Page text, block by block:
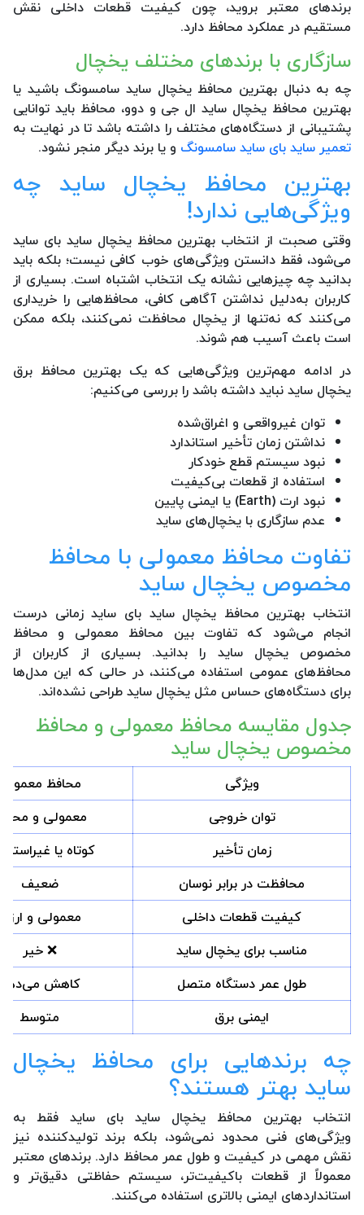
برندهای معتبر بروید، چون کیفیت قطعات داخلی نقش
مستقیم در عملکرد محافظ دارد.
سازگاری با برندهای مختلف یخچال
چه به دنبال بهترین محافظ یخچال ساید سامسونگ باشید یا
بهترین محافظ یخچال ساید ال جی و دوو، محافظ باید توانایی
پشتیبانی از دستگاه‌های مختلف را داشته باشد تا در نهایت به
تعمیر ساید بای ساید سامسونگ و یا برند دیگر منجر نشود.
بهترین محافظ یخچال ساید چه
ویژگی‌هایی ندارد!
وقتی صحبت از انتخاب بهترین محافظ یخچال ساید بای ساید
می‌شود، فقط دانستن ویژگی‌های خوب کافی نیست؛ بلکه باید
بدانید چه چیزهایی نشانه یک انتخاب اشتباه است. بسیاری از
کاربران به‌دلیل نداشتن آگاهی کافی، محافظ‌هایی را خریداری
می‌کنند که نه‌تنها از یخچال محافظت نمی‌کنند، بلکه ممکن
است باعث آسیب هم شوند.
در ادامه مهم‌ترین ویژگی‌هایی که یک بهترین محافظ برق
یخچال ساید نباید داشته باشد را بررسی می‌کنیم:
توان غیرواقعی و اغراق‌شده
نداشتن زمان تأخیر استاندارد
نبود سیستم قطع خودکار
استفاده از قطعات بی‌کیفیت
نبود ارت (Earth) یا ایمنی پایین
عدم سازگاری با یخچال‌های ساید
تفاوت محافظ معمولی با محافظ
مخصوص یخچال ساید
انتخاب بهترین محافظ یخچال ساید بای ساید زمانی درست
انجام می‌شود که تفاوت بین محافظ معمولی و محافظ
مخصوص یخچال ساید را بدانید. بسیاری از کاربران از
محافظ‌های عمومی استفاده می‌کنند، در حالی که این مدل‌ها
برای دستگاه‌های حساس مثل یخچال ساید طراحی نشده‌اند.
جدول مقایسه محافظ معمولی و محافظ
مخصوص یخچال ساید
ویژگی
محافظ
توان خروجی
معمولی و
زمان تأخیر
کوتاه یا
محافظت در برابر نوسان
ضعیف
کیفیت قطعات داخلی
معمولی و
مناسب برای یخچال ساید
❌ خیر
طول عمر دستگاه متصل
کاهش
ایمنی برق
متوسط
چه برندهایی برای محافظ یخچال
ساید بهتر هستند؟
انتخاب بهترین محافظ یخچال ساید بای ساید فقط به
ویژگی‌های فنی محدود نمی‌شود، بلکه برند تولیدکننده نیز
نقش مهمی در کیفیت و طول عمر محافظ دارد. برندهای معتبر
معمولاً از قطعات باکیفیت‌تر، سیستم حفاظتی دقیق‌تر و
استانداردهای ایمنی بالاتری استفاده می‌کنند.